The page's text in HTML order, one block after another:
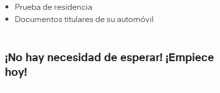
Prueba de residencia
Documentos titulares de su automóvil
¡No hay necesidad de esperar! ¡Empiece
hoy!